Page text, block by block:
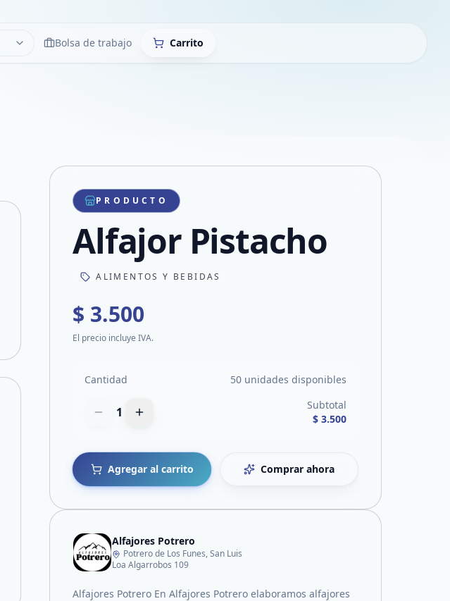
LimpiarBolsa de trabajo Carrito
Compartir producto
Compartir por WhatsApp
Compartir por mail
Compartir en Facebook
Compartir en X
PRODUCTO
Alfajor Pistacho
ALIMENTOS Y BEBIDAS
$ 3.500
El precio incluye IVA.
Cantidad 50 unidades disponibles
1
Subtotal
$ 3.500
Agregar al carrito Comprar ahora
Alfajores Potrero
Potrero de Los Funes, San Luis
Loa Algarrobos 109
Alfajores Potrero En Alfajores Potrero elaboramos alfajores